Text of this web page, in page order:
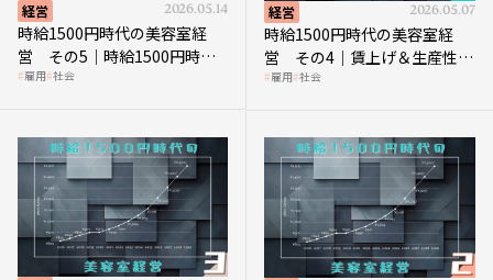
経営 2026.05.14
時給1500円時代の美容室経
営 その5｜時給1500円時代
の到来は美容業の収益構造を
雇用 社会
経営 2026.05.07
時給1500円時代の美容室経
営 その4｜賃上げ＆生産性向
上につなげる賢い助成金活用
雇用 社会